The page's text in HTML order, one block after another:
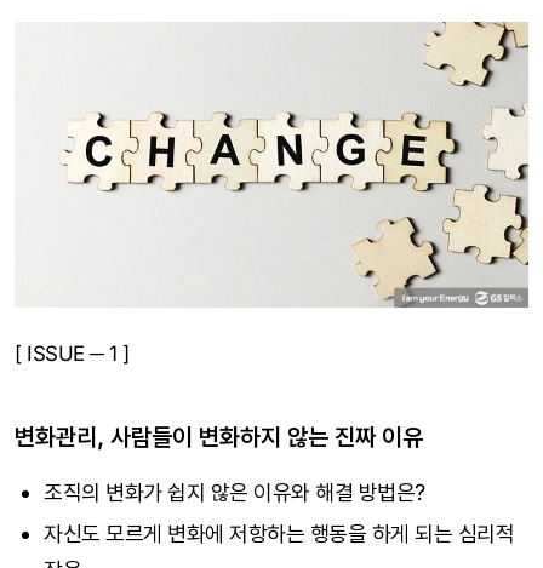
[ ISSUE ─ 1 ]
변화관리, 사람들이 변화하지 않는 진짜 이유
조직의 변화가 쉽지 않은 이유와 해결 방법은?
자신도 모르게 변화에 저항하는 행동을 하게 되는 심리적